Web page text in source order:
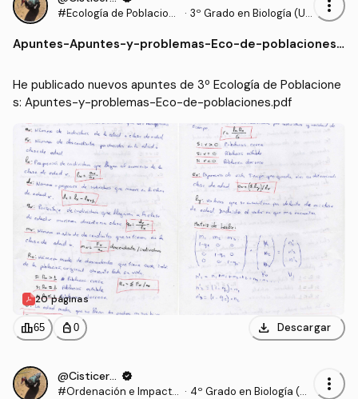
#Ecología de Poblacion
· 3º Grado en Biología (UE
more_vert
Apuntes-Apuntes-y-problemas-Eco-de-poblaciones.
He publicado nuevos apuntes de 3º Ecología de Poblacione
s: Apuntes-y-problemas-Eco-de-poblaciones.pdf
20 páginas
leaderboard65 personal_bag 0 download Descargar
@Cisticercoverified
#Ordenación e Impacto · 4º Grado en Biología (UE
more_vert